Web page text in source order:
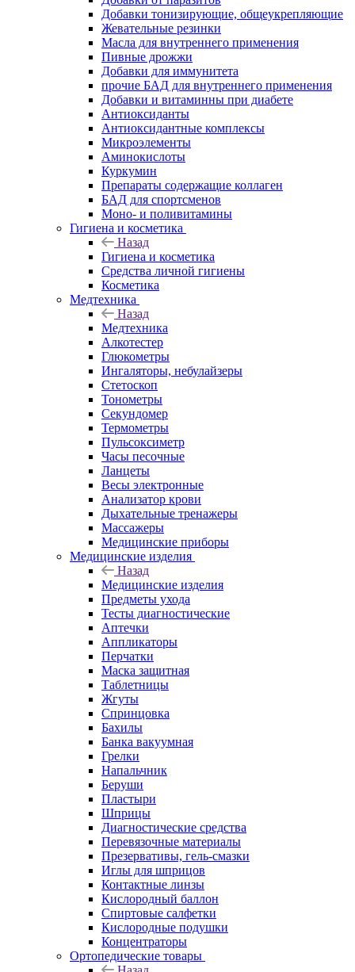
Добавки тонизирующие, общеукрепляющие
Жевательные резинки
Масла для внутреннего применения
Пивные дрожжи
Добавки для иммунитета
прочие БАД для внутреннего применения
Добавки и витаминны при диабете
Антиоксиданты
Антиоксидантные комплексы
Микроэлементы
Аминокислоты
Куркумин
Препараты содержащие коллаген
БАД для спортсменов
Моно- и поливитамины
Гигиена и косметика
Назад
Гигиена и косметика
Средства личной гигиены
Косметика
Медтехника
Назад
Медтехника
Алкотестер
Глюкометры
Ингаляторы, небулайзеры
Стетоскоп
Тонометры
Секундомер
Термометры
Пульсоксиметр
Часы песочные
Ланцеты
Весы электронные
Анализатор крови
Дыхательные тренажеры
Массажеры
Медицинские приборы
Медицинские изделия
Назад
Медицинские изделия
Предметы ухода
Тесты диагностические
Аптечки
Аппликаторы
Перчатки
Маска защитная
Таблетницы
Жгуты
Спринцовка
Бахилы
Банка вакуумная
Грелки
Напальчник
Беруши
Пластыри
Шприцы
Диагностические средства
Перевязочные материалы
Презервативы, гель-смазки
Иглы для шприцов
Контактные линзы
Кислородный баллон
Спиртовые салфетки
Кислородные подушки
Концентраторы
Ортопедические товары